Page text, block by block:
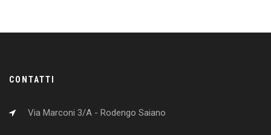
CONTATTI
Via Marconi 3/A - Rodengo Saiano